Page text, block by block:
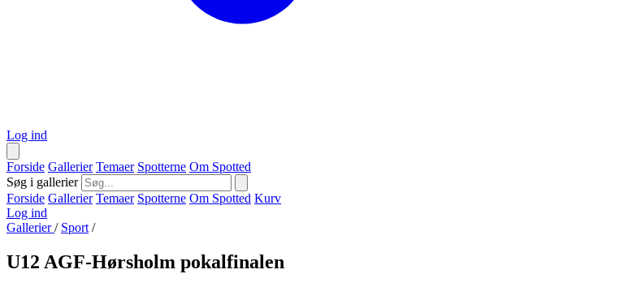
Log ind
Forside Gallerier Temaer Spotterne Om Spotted
Søg i gallerier
Forside Gallerier Temaer Spotterne Om Spotted Kurv
Log ind
Gallerier/ Sport /
U12 AGF-Hørsholm pokalfinalen